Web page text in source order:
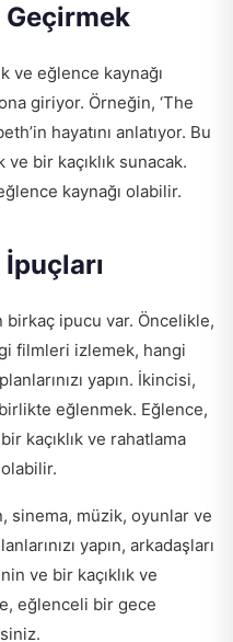
ve eğlence kaynağı
giriyor. Örneğin, ‘The
hayatını anlatıyor. Bu
bir kaçıklık sunacak.
kaynağı olabilir.
ipucu var. Öncelikle,
filmleri izlemek, hangi
yapın. İkincisi,
eğlenmek. Eğlence,
kaçıklık ve rahatlama
olabilir.
sinema, müzik, oyunlar ve
yapın, arkadaşları
ve bir kaçıklık ve
eğlenceli bir gece